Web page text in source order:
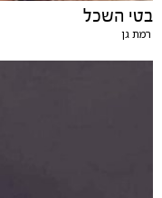
בטי השכל
רמת גן